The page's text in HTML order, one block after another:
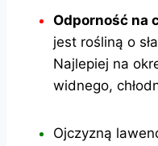
Odporność na
jest rośliną o
Najlepiej na
widnego,
Ojczyzną